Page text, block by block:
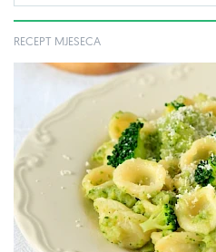
RECEPT MJESECA